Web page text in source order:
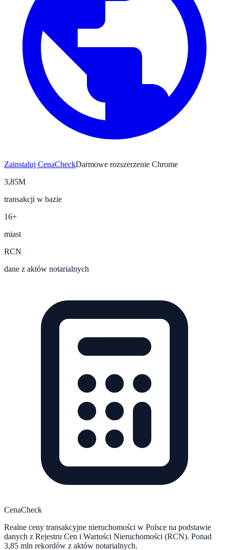
Zainstaluj CenaCheckDarmowe rozszerzenie Chrome
3,85M
transakcji w bazie
16+
miast
RCN
dane z aktów notarialnych
CenaCheck
Realne ceny transakcyjne nieruchomości w Polsce na podstawie
danych z Rejestru Cen i Wartości Nieruchomości (RCN). Ponad
3,85 mln rekordów z aktów notarialnych.